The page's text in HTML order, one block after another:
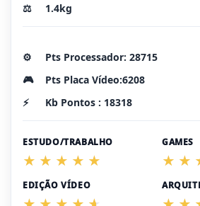
⚖️
1.4kg
⚙️
Pts Processador: 28715
🎮
Pts Placa Vídeo:6208
⚡
Kb Pontos : 18318
ESTUDO/TRABALHO GAMES
EDIÇÃO VÍDEO